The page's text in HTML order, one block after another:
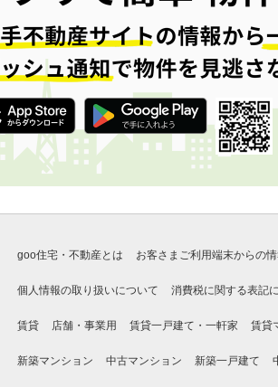
goo住宅・不動産とは お客さまご利用端末からの
個人情報の取り扱いについて 消費税に関する表記
賃貸 店舗・事業用 賃貸一戸建て・一軒家 賃貸
新築マンション 中古マンション 新築一戸建て